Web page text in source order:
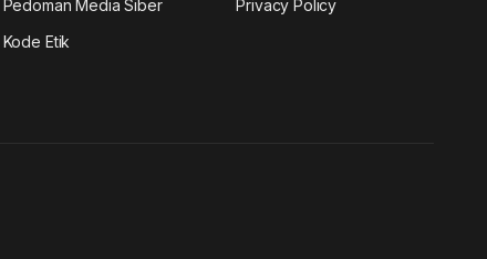
Pedoman Media Siber
Kode Etik
Privacy Policy